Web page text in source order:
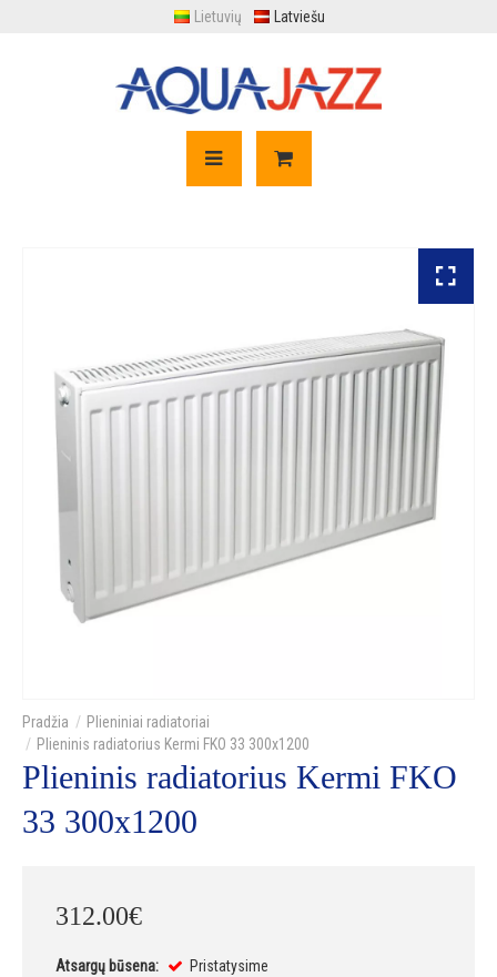
Lietuvių Latviešu
Plieniniai radiatoriai
Plieninis radiatorius Kermi FKO 33 300x1200
Plieninis radiatorius Kermi FKO
33 300x1200
312.00€
Atsargų būsena:
Pristatysime